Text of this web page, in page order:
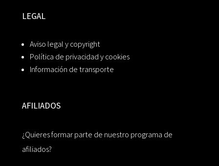
LEGAL
Aviso legal y copyright
Política de privacidad y cookies
Información de transporte
AFILIADOS
¿Quieres formar parte de nuestro programa de
afiliados?